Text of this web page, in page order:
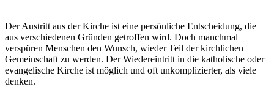
die
Kirche
Der Austritt aus der Kirche ist eine persönliche Entscheidung, die
aus verschiedenen Gründen getroffen wird. Doch manchmal
verspüren Menschen den Wunsch, wieder Teil der kirchlichen
Gemeinschaft zu werden. Der Wiedereintritt in die katholische oder
evangelische Kirche ist möglich und oft unkomplizierter, als viele
denken.